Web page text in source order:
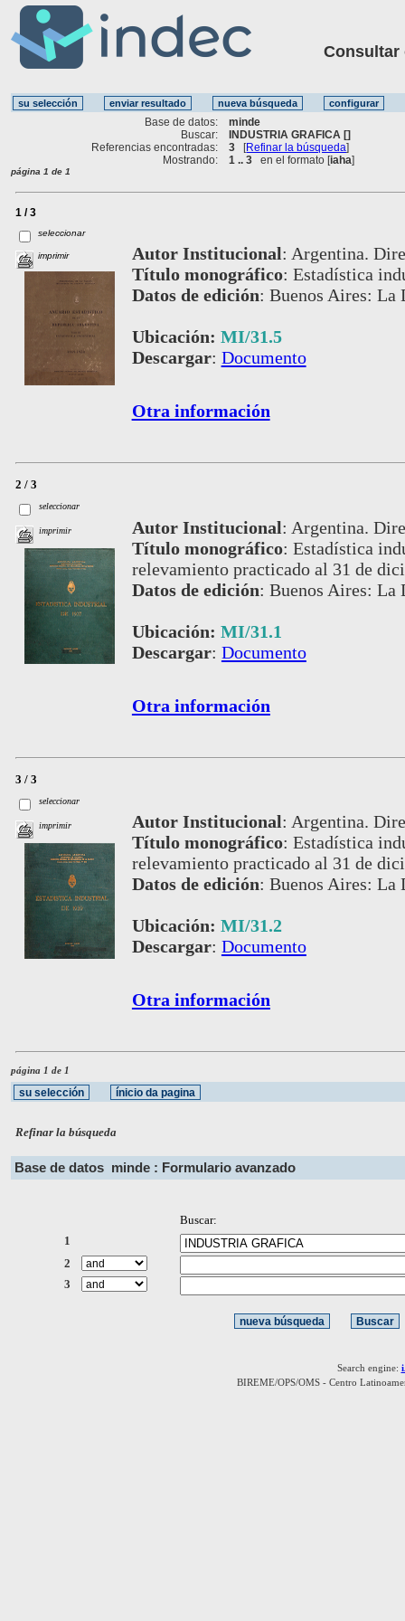
Consultar
Base de datos:
minde
Buscar:
INDUSTRIA GRAFICA []
Referencias encontradas:
3 [Refinar la búsqueda]
Mostrando:
1 .. 3 en el formato [iaha]
página 1 de 1
1 / 3
seleccionar
imprimir Autor Institucional: Argentina.
Título monográfico: Estadística
Datos de edición: Buenos Aires: La
Ubicación: MI/31.5
Descargar: Documento
Otra información
2 / 3
seleccionar
imprimir Autor Institucional: Argentina.
Título monográfico: Estadística
relevamiento practicado al 31 de
Datos de edición: Buenos Aires: La
Ubicación: MI/31.1
Descargar: Documento
Otra información
3 / 3
seleccionar
imprimir Autor Institucional: Argentina.
Título monográfico: Estadística
relevamiento practicado al 31 de
Datos de edición: Buenos Aires: La
Ubicación: MI/31.2
Descargar: Documento
Otra información
página 1 de 1
Refinar la búsqueda
Base de datos minde : Formulario avanzado
Buscar:
1
2
3
Search engine:
BIREME/OPS/OMS - Centro